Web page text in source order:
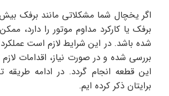
اگر یخچال شما مشکلاتی مانند برفک
برفک یا کارکرد مداوم موتور را دارد،
شده باشد. در این شرایط لازم است
بررسی شده و در صورت نیاز، اقدامات
این قطعه انجام گردد. در ادامه
برایتان ذکر کرده ایم.